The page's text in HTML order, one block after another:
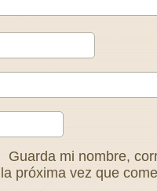
Guarda mi nombre,
próxima vez que